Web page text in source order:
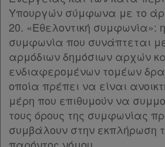
Υπουργών σύμφωνα με το
20. «Εθελοντική συμφωνία»:
συμφωνία που συνάπτεται
αρμόδιων δημόσιων αρχών
ενδιαφερομένων τομέων
οποία πρέπει να είναι
μέρη που επιθυμούν να
τους όρους της συμφωνίας
συμβάλουν στην εκπλήρωση